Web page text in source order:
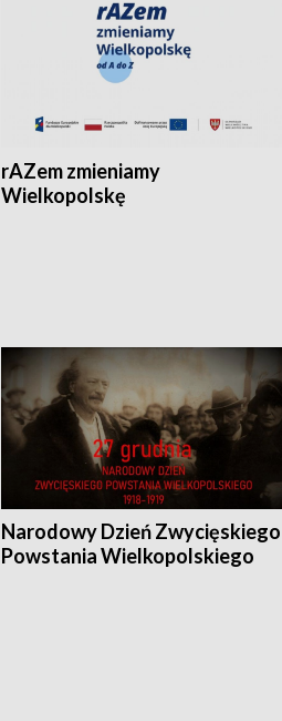
rAZem zmieniamy
Wielkopolskę
Narodowy Dzień Zwycięskiego
Powstania Wielkopolskiego